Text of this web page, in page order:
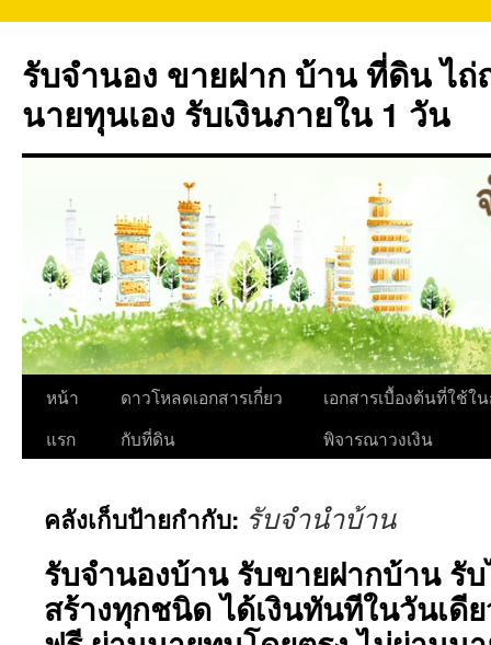
ยัง
เนื้อหา
รับจำนอง ขายฝาก บ้าน ที่ดิน ไ
นายทุนเอง รับเงินภายใน 1 วัน
หน้า
แรก
ดาวโหลดเอกสารเกี่ยว
กับที่ดิน
เอกสารเบื้องต้นที่ใช้ใ
พิจารณาวงเงิน
คลังเก็บป้ายกำกับ: รับจำนำบ้าน
รับจำนองบ้าน รับขายฝากบ้าน รั
สร้างทุกชนิด ได้เงินทันทีในวันเดี